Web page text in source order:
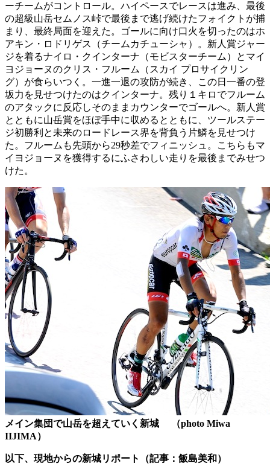
ーチームがコントロール。ハイペースでレースは進み、最後
の超級山岳セムノス峠で最後まで逃げ続けたフォイクトが捕
まり、最終局面を迎えた。ゴールに向け口火を切ったのはホ
アキン・ロドリゲス（チームカチューシャ）。新人賞ジャー
ジを着るナイロ・クインターナ（モビスターチーム）とマイ
ヨジョーヌのクリス・フルーム（スカイ プロサイクリン
グ）が食らいつく。一進一退の攻防が続き、この日一番の登
坂力を見せつけたのはクインターナ。残り１キロでフルーム
のアタックに反応しそのままカウンターでゴールへ。新人賞
とともに山岳賞をほぼ手中に収めるとともに、ツールステー
ジ初勝利と未来のロードレース界を背負う片鱗を見せつけ
た。フルームも先頭から29秒差でフィニッシュ。こちらもマ
イヨジョーヌを獲得するにふさわしい走りを最後までみせつ
けた。
メイン集団で山岳を超えていく新城 （photo Miwa
IIJIMA）
以下、現地からの新城リポート（記事：飯島美和）